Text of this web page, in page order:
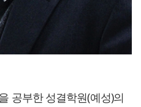
공부한 성결학원(예성)의